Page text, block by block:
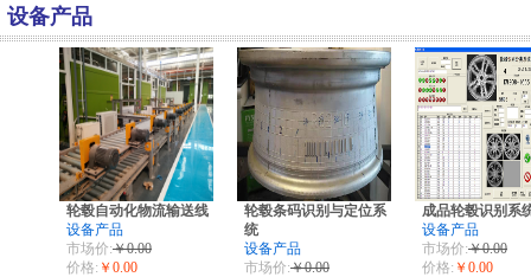
设备产品
轮毂自动化物流输送线
设备产品
市场价:￥0.00
价格: ￥0.00
轮毂条码识别与定位系
统
设备产品
市场价:￥0.00
成品轮毂识别系
设备产品
市场价:￥0.00
价格: ￥0.00